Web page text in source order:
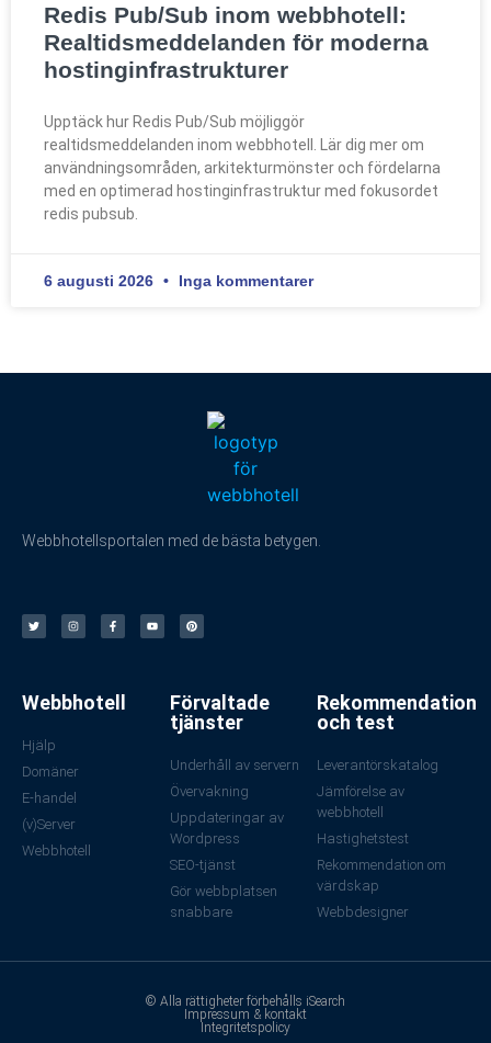
Redis Pub/Sub inom webbhotell:
Realtidsmeddelanden för moderna
hostinginfrastrukturer
Upptäck hur Redis Pub/Sub möjliggör
realtidsmeddelanden inom webbhotell. Lär dig mer om
användningsområden, arkitekturmönster och fördelarna
med en optimerad hostinginfrastruktur med fokusordet
redis pubsub.
6 augusti 2026 Inga kommentarer
Webbhotellsportalen med de bästa betygen.
Webbhotell
Hjälp
Domäner
E-handel
(v)Server
Webbhotell
Förvaltade
tjänster
Underhåll av servern
Övervakning
Uppdateringar av
Wordpress
SEO-tjänst
Gör webbplatsen
snabbare
Rekommendation
och test
Leverantörskatalog
Jämförelse av
webbhotell
Hastighetstest
Rekommendation om
värdskap
Webbdesigner
© Alla rättigheter förbehålls iSearch
Impressum & kontakt
Integritetspolicy